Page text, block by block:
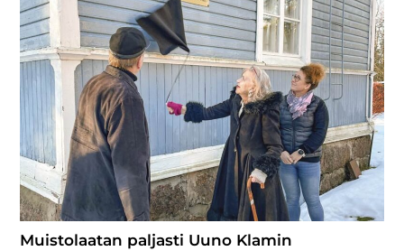
Muistolaatan paljasti Uuno Klamin